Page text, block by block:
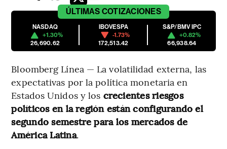
ÚLTIMAS COTIZACIONES
NASDAQ
+1.30%
26,690.62
IBOVESPA
-1.73%
172,513.42
S&P/BMV IPC
+0.82%
66,938.64
Bloomberg Línea — La volatilidad externa, las
expectativas por la política monetaria en
Estados Unidos y los crecientes riesgos
políticos en la región están configurando el
segundo semestre para los mercados de
América Latina.